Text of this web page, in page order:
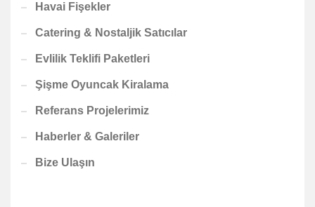
Havai Fişekler
Catering & Nostaljik Satıcılar
Evlilik Teklifi Paketleri
Şişme Oyuncak Kiralama
Referans Projelerimiz
Haberler & Galeriler
Bize Ulaşın